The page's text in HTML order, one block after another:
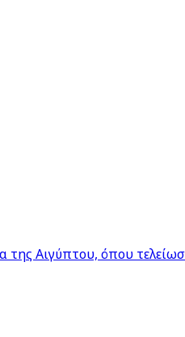
Αιγύπτου, όπου